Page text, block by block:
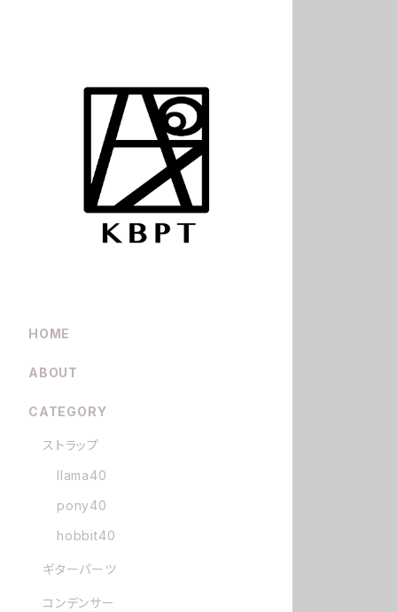
HOME
ABOUT
CATEGORY
ストラップ
llama40
pony40
hobbit40
ギターパーツ
コンデンサー